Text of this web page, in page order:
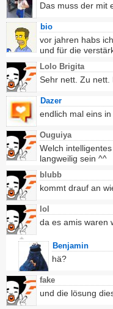
Das muss der mit
bio
vor jahren habs
und für die
Lolo Brigita
Sehr nett. Zu nett.
Dazer
endlich mal eins
Ouguiya
Welch
langweilig sein ^^
blubb
kommt drauf an
lol
da es amis waren
Benjamin
hä?
fake
und die lösung